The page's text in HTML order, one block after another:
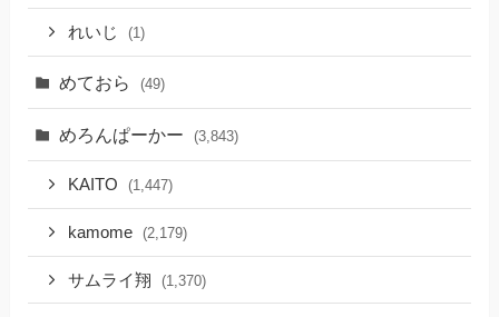
れいじ (1)
めておら (49)
めろんぱーかー (3,843)
KAITO (1,447)
kamome (2,179)
サムライ翔 (1,370)